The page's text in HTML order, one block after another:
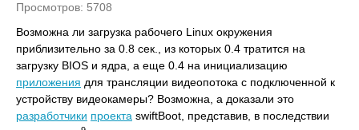
Просмотров: 5708
Возможна ли загрузка рабочего Linux окружения
приблизительно за 0.8 сек., из которых 0.4 тратится на
загрузку BIOS и ядра, а еще 0.4 на инициализацию
приложения для трансляции видеопотока с подключенной к
устройству видеокамеры? Возможна, а доказали это
разработчики проекта swiftBoot, представив, в последствии